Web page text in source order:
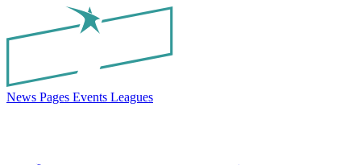
News Pages Events Leagues